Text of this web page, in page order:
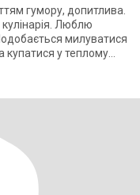
гумору, допитлива.
Люблю
милуватися
купатися у теплому